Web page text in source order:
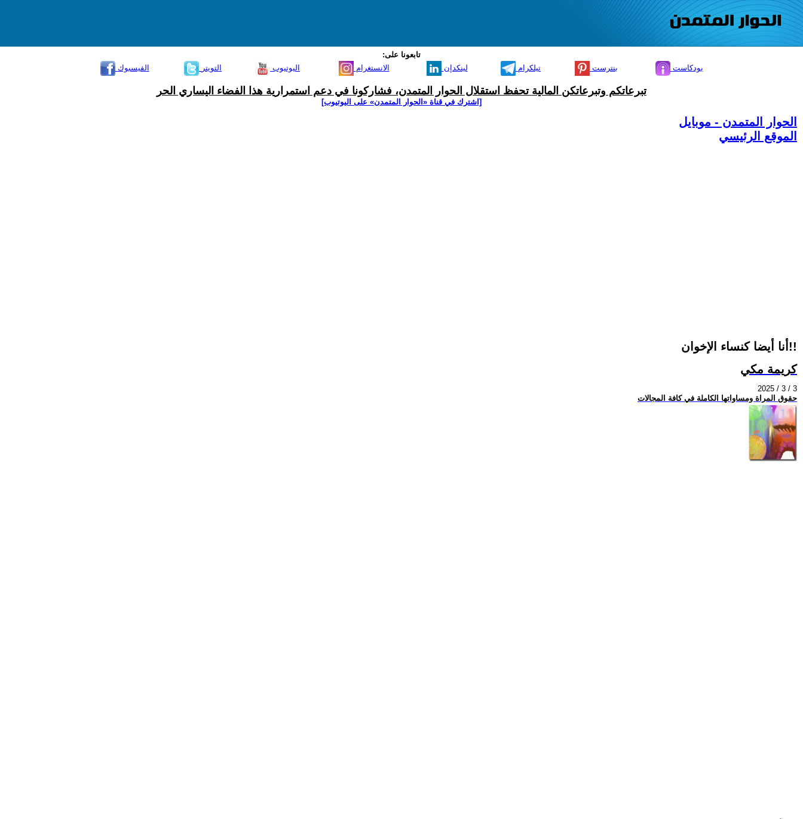
تابعونا على:
الفيسبوك
التويتر اليوتيوب الانستغرام لينكدإن تيلكرام بنترست بودكاست
تبرعاتكم وتبرعاتكن المالية تحفظ استقلال الحوار المتمدن، فشاركونا في دعم استمرارية هذا الفضاء اليساري الحر
[اشترك في قناة ‫«الحوار المتمدن» على اليوتيوب]
الحوار المتمدن - موبايل
الموقع الرئيسي
أنا أيضا كنساء الإخوان!!
كريمة مكي
2025 / 3 / 3
حقوق المراة ومساواتها الكاملة في كافة المجالات